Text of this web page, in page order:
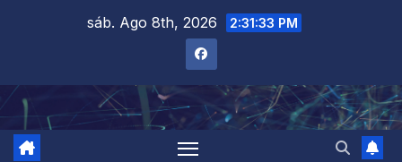
sáb. Ago 8th, 2026 2:31:34 PM